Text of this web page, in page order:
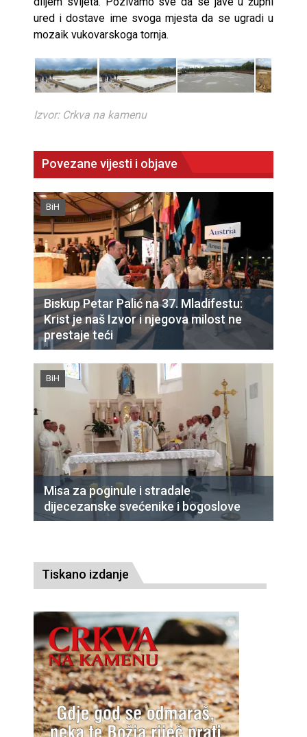
ured i dostave ime svoga mjesta da se ugradi u
mozaik vukovarskoga tornja.
Izvor: Crkva na kamenu
Povezane vijesti i objave
BiH
Biskup Petar Palić na 37. Mladifestu:
Krist je naš Izvor i njegova milost ne
prestaje teći
BiH
Misa za poginule i stradale
dijecezanske svećenike i bogoslove
Tiskano izdanje